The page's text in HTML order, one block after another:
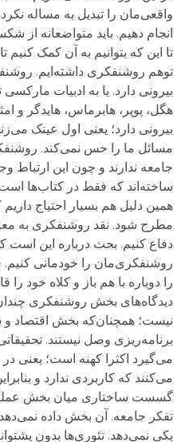
واقعی‌مان را تبدیل به مساله
انجام دهیم. باید متواضعانه
تا این که بتوانیم به آن کمک
توهم روشنفکری داشته‌ایم.
بیرونی دارد. یا به ادبیات مارکسی
هگل، پوپر، هابرماس، هایدگر و
بیرونی دارد؛ یعنی اول عینک
مسائل ما را حس نمی‌کند.
جامعه ندارند و چون این ارتباط
ساخته‌اند که فقط در کتاب‌ها است
همین دلیل هم بسیار احتیاج
مطرح شود. نقد روشنفکری به
دفاع کنیم. بحث درباره این است
روشنفکری‌مان را خودمانی
را دوباره با هم باز و کلاه خود را
دیدگاه‌های بخش روشنفکری
نیست؛ همچنان‌که بخش اقتصاد
برنامه‌ریزی وصل نیستند.
می‌گیرد اکثرا کهنه است؛ یعنی
می‌کنند که کاربردی ندارد و
گسست ساختاری میان بخش
تفکر جامعه. آن بخش داده
یکی نمی‌دهد. تئوری‌ها بدون